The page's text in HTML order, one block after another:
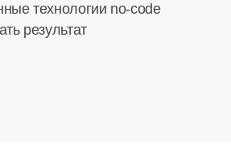
технологии no-code
результат